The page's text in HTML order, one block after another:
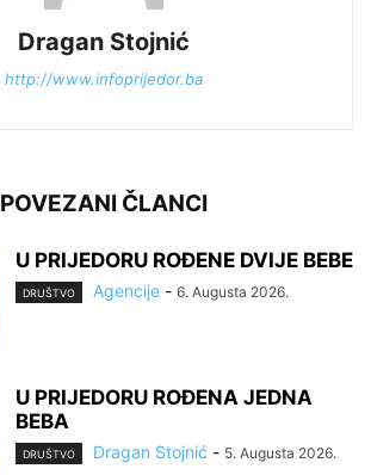
Dragan Stojnić
http://www.infoprijedor.ba
POVEZANI ČLANCI
U PRIJEDORU ROĐENE DVIJE BEBE
DRUŠTVO Agencije - 6. Augusta 2026.
U PRIJEDORU ROĐENA JEDNA
BEBA
DRUŠTVO Dragan Stojnić - 5. Augusta 2026.